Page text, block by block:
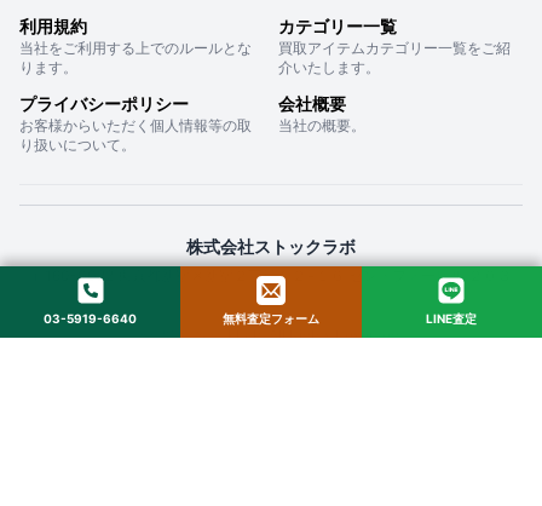
利用規約
当社をご利用する上でのルールとな
ります。
カテゴリー一覧
買取アイテムカテゴリー一覧をご紹
介いたします。
プライバシーポリシー
お客様からいただく個人情報等の取
り扱いについて。
会社概要
当社の概要。
株式会社ストックラボ
〒160-0022 東京都新宿区新宿２丁目１２−１６ セントフォービル ２０３
© 2025 StockLab. All Rights Reserved.
03-5919-6640 無料査定フォーム LINE査定